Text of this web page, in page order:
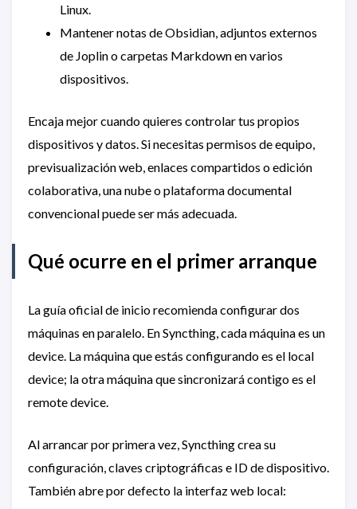
Linux.
Mantener notas de Obsidian, adjuntos externos
de Joplin o carpetas Markdown en varios
dispositivos.
Encaja mejor cuando quieres controlar tus propios
dispositivos y datos. Si necesitas permisos de equipo,
previsualización web, enlaces compartidos o edición
colaborativa, una nube o plataforma documental
convencional puede ser más adecuada.
Qué ocurre en el primer arranque
La guía oficial de inicio recomienda configurar dos
máquinas en paralelo. En Syncthing, cada máquina es un
device. La máquina que estás configurando es el local
device; la otra máquina que sincronizará contigo es el
remote device.
Al arrancar por primera vez, Syncthing crea su
configuración, claves criptográficas e ID de dispositivo.
También abre por defecto la interfaz web local: